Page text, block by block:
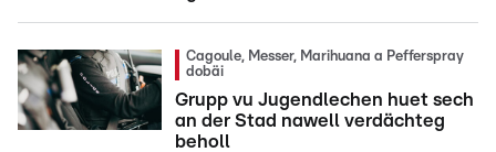
Cagoule, Messer, Marihuana a Pefferspray
dobäi
Grupp vu Jugendlechen huet sech
an der Stad nawell verdächteg
beholl